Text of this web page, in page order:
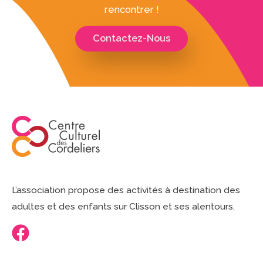
rencontrer !
Contactez-Nous
L’association propose des activités à destination des
adultes et des enfants sur Clisson et ses alentours.